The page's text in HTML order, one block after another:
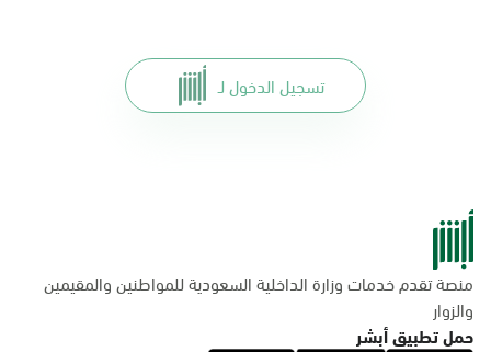
تسجيل الدخول لـ
منصة تقدم خدمات وزارة الداخلية السعودية للمواطنين والمقيمين
والزوار
حمل تطبيق أبشر